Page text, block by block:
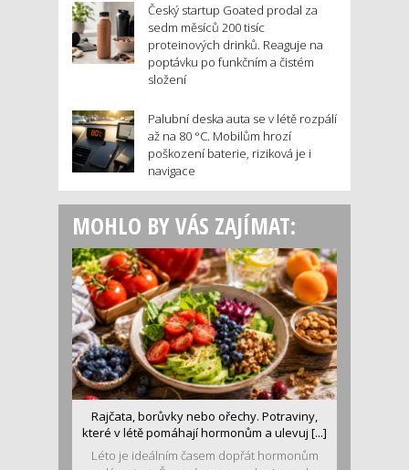
Český startup Goated prodal za
sedm měsíců 200 tisíc
proteinových drinků. Reaguje na
poptávku po funkčním a čistém
složení
Palubní deska auta se v létě rozpálí
až na 80 °C. Mobilům hrozí
poškození baterie, riziková je i
navigace
MOHLO BY VÁS ZAJÍMAT:
Rajčata, borůvky nebo ořechy. Potraviny,
které v létě pomáhají hormonům a ulevuj [...]
Léto je ideálním časem dopřát hormonům